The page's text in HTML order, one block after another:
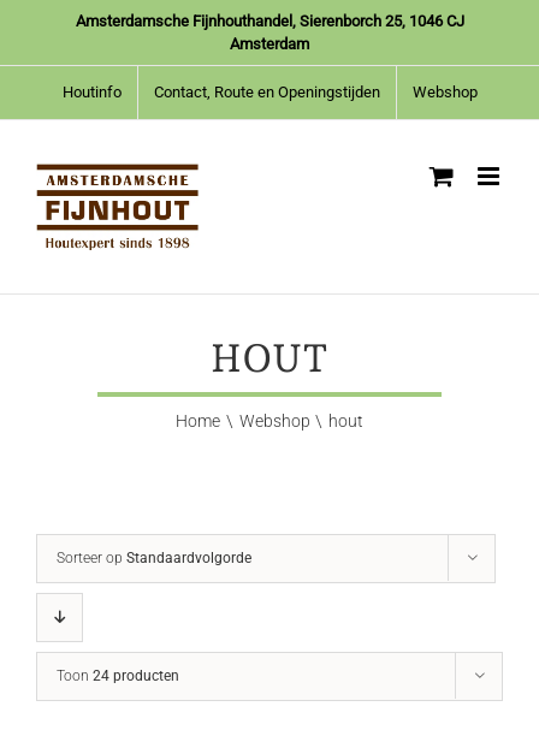
inhoud
Amsterdamsche Fijnhouthandel, Sierenborch 25, 1046 CJ
Amsterdam
Houtinfo Contact, Route en Openingstijden Webshop
HOUT
Home Webshop hout
Sorteer op Standaardvolgorde
Toon 24 producten